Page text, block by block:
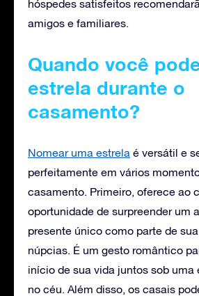
hóspedes satisfeitos
amigos e familiares.
Quando você
estrela durante o
casamento?
Nomear uma estrela é versátil e
perfeitamente em vários
casamento. Primeiro, oferece ao
oportunidade de surpreender um
presente único como parte de
núpcias. É um gesto romântico
início de sua vida juntos sob uma
no céu. Além disso, os casais